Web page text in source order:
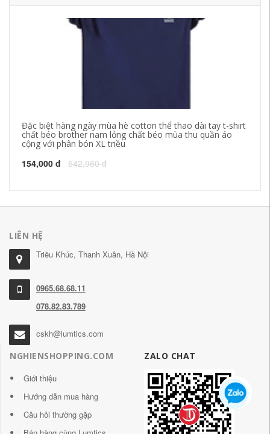
Đặc biệt hàng ngày mùa hè cotton thể thao dài tay t-shirt
chất béo brother nam lỏng chất béo mùa thu quần áo
cộng với phân bón XL triều
154,000 đ 542,960 đ
LIÊN HỆ
Triều Khúc, Thanh Xuân, Hà Nội
0965.68.68.11
078.82.83.789
cskh@lumtics.com
NGHIENSHOPPING.COM
Giới thiệu
Hướng dẫn mua hàng
Câu hỏi thường gặp
ZALO CHAT